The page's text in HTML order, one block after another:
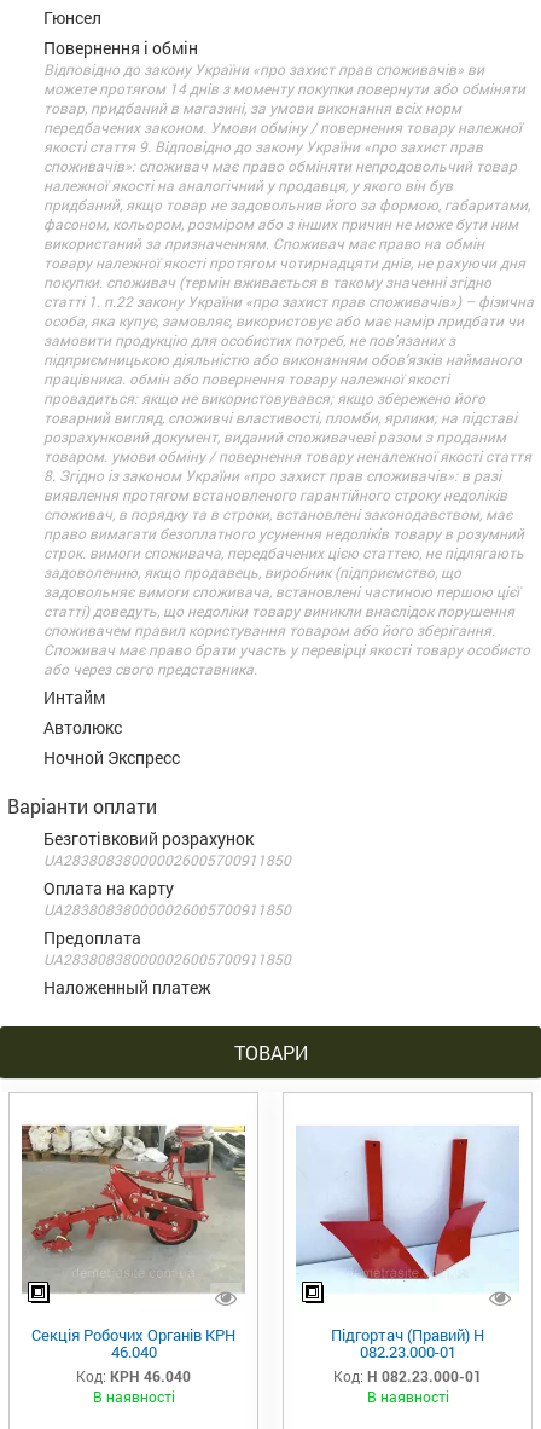
Гюнсел
Повернення і обмін
Відповідно до закону України «про захист прав споживачів» ви
можете протягом 14 днів з моменту покупки повернути або обміняти
товар, придбаний в магазині, за умови виконання всіх норм
передбачених законом. Умови обміну / повернення товару належної
якості стаття 9. Відповідно до закону України «про захист прав
споживачів»: споживач має право обміняти непродовольчий товар
належної якості на аналогічний у продавця, у якого він був
придбаний, якщо товар не задовольнив його за формою, габаритами,
фасоном, кольором, розміром або з інших причин не може бути ним
використаний за призначенням. Споживач має право на обмін
товару належної якості протягом чотирнадцяти днів, не рахуючи дня
покупки. споживач (термін вживається в такому значенні згідно
статті 1. п.22 закону України «про захист прав споживачів») – фізична
особа, яка купує, замовляє, використовує або має намір придбати чи
замовити продукцію для особистих потреб, не пов’язаних з
підприємницькою діяльністю або виконанням обов’язків найманого
працівника. обмін або повернення товару належної якості
провадиться: якщо не використовувався; якщо збережено його
товарний вигляд, споживчі властивості, пломби, ярлики; на підставі
розрахунковий документ, виданий споживачеві разом з проданим
товаром. умови обміну / повернення товару неналежної якості стаття
8. Згідно із законом України «про захист прав споживачів»: в разі
виявлення протягом встановленого гарантійного строку недоліків
споживач, в порядку та в строки, встановлені законодавством, має
право вимагати безоплатного усунення недоліків товару в розумний
строк. вимоги споживача, передбачених цією статтею, не підлягають
задоволенню, якщо продавець, виробник (підприємство, що
задовольняє вимоги споживача, встановлені частиною першою цієї
статті) доведуть, що недоліки товару виникли внаслідок порушення
споживачем правил користування товаром або його зберігання.
Споживач має право брати участь у перевірці якості товару особисто
або через свого представника.
Интайм
Автолюкс
Ночной Экспресс
Варіанти оплати
Безготівковий розрахунок
UA283808380000026005700911850
Оплата на карту
UA283808380000026005700911850
Предоплата
UA283808380000026005700911850
Наложенный платеж
ТОВАРИ
Секція Робочих Органів КРН
46.040
Код: КРН 46.040
В наявності
Підгортач (Правий) Н
082.23.000-01
Код: Н 082.23.000-01
В наявності